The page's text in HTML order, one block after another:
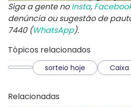
Siga a gente noInsta,
denúncia ou sugestão de
7440 (WhatsApp).
Tópicos relacionados
sorteio hoje
Relacionadas